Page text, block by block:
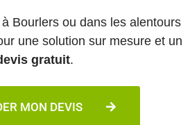
Bourlers ou dans les alentours
une solution sur mesure et un
gratuit.
MON DEVIS